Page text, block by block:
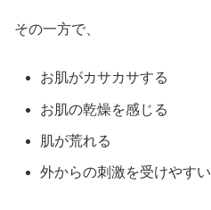
その一方で、
お肌がカサカサする
お肌の乾燥を感じる
肌が荒れる
外からの刺激を受けやすい